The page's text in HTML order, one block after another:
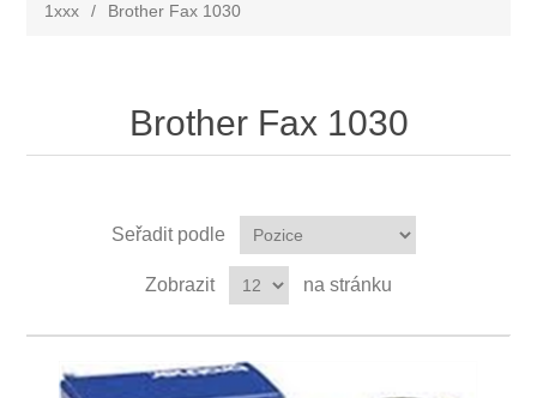
1xxx
/ Brother Fax 1030
Brother Fax 1030
Seřadit podle
Zobrazit na stránku